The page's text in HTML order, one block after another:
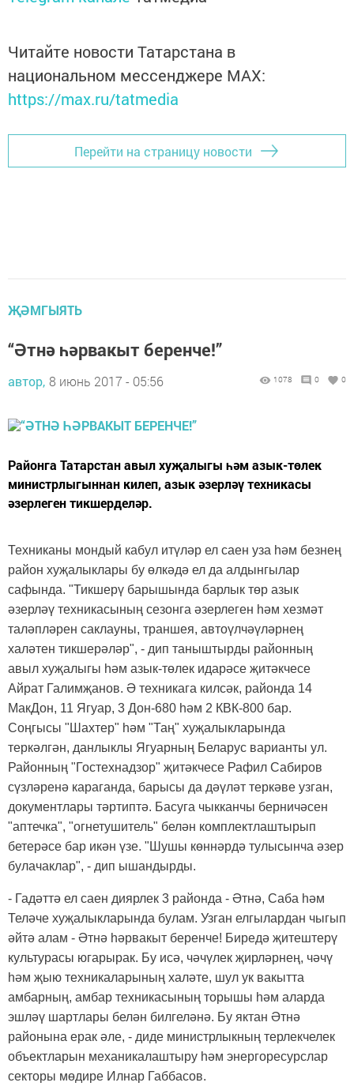
Читайте новости Татарстана в
национальном мессенджере MАХ:
https://max.ru/tatmedia
Перейти на страницу новости
ҖӘМГЫЯТЬ
“Әтнә һәрвакыт беренче!”
автор, 8 июнь 2017 - 05:56 1078 0 0
Районга Татарстан авыл хуҗалыгы һәм азык-төлек
министрлыгыннан килеп, азык әзерләү техникасы
әзерлеген тикшерделәр.
Техниканы мондый кабул итүләр ел саен уза һәм безнең
район хуҗалыклары бу өлкәдә ел да алдынгылар
сафында. "Тикшерү барышында барлык төр азык
әзерләү техникасының сезонга әзерлеген һәм хезмәт
таләпләрен саклауны, траншея, автоүлчәүләрнең
халәтен тикшерәләр", - дип таныштырды районның
авыл хуҗалыгы һәм азык-төлек идарәсе җитәкчесе
Айрат Галимҗанов. Ә техникага килсәк, районда 14
МакДон, 11 Ягуар, 3 Дон-680 һәм 2 КВК-800 бар.
Соңгысы "Шахтер" һәм "Таң" хуҗалыкларында
теркәлгән, данлыклы Ягуарның Беларус варианты ул.
Районның "Гостехнадзор" җитәкчесе Рафил Сабиров
сүзләренә караганда, барысы да дәүләт теркәве узган,
документлары тәртиптә. Басуга чыкканчы берничәсен
"аптечка", "огнетушитель" белән комплектлаштырып
бетерәсе бар икән үзе. "Шушы көннәрдә тулысынча әзер
булачаклар", - дип ышандырды.
- Гадәттә ел саен диярлек 3 районда - Әтнә, Саба һәм
Теләче хуҗалыкларында булам. Узган елгылардан чыгып
әйтә алам - Әтнә һәрвакыт беренче! Биредә җитештерү
культурасы югарырак. Бу исә, чәчүлек җирләрнең, чәчү
һәм җыю техникаларының халәте, шул ук вакытта
амбарның, амбар техникасының торышы һәм аларда
эшләү шартлары белән билгеләнә. Бу яктан Әтнә
районына ерак әле, - диде министрлыкның терлекчелек
объектларын механикалаштыру һәм энергоресурслар
секторы мөдире Илнар Габбасов.